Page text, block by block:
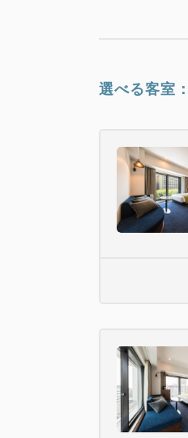
選べる客室：